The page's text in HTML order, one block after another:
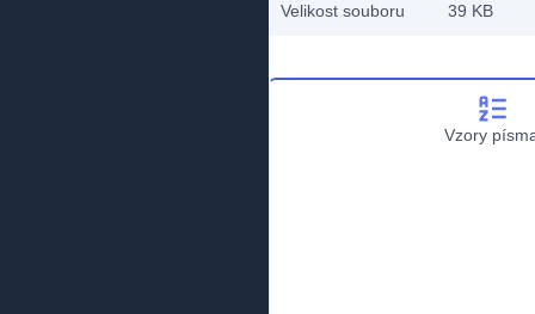
Velikost souboru 39 KB
Vzory